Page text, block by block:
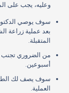
وعليه، يجب على
سوف يوصي
بعد عملية زراعة
المتقبلة.
من الضروري تجنب
أسبوعين.
سوف يصف لك
العملية.